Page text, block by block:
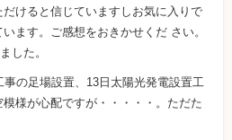
けると信じていますしお気に入りで
ます。ご感想をおきかせくだ さい。
した。
の足場設置、13日太陽光発電設置工
様が心配ですが・・・・・。ただた